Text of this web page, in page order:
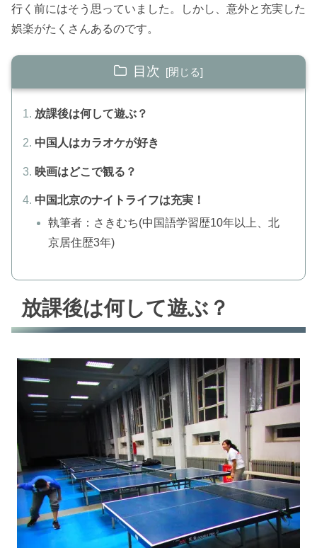
行く前にはそう思っていました。しかし、意外と充実した
娯楽がたくさんあるのです。
目次
放課後は何して遊ぶ？
中国人はカラオケが好き
映画はどこで観る？
中国北京のナイトライフは充実！
執筆者：さきむち(中国語学習歴10年以上、北
京居住歴3年)
放課後は何して遊ぶ？